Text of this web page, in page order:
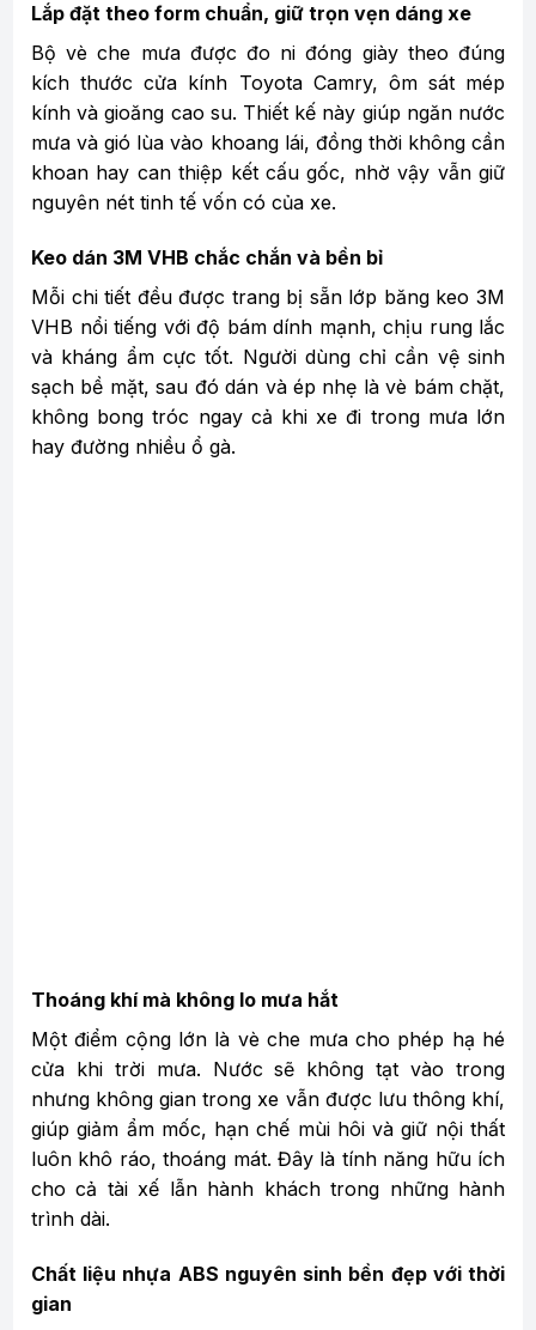
Lắp đặt theo form chuẩn, giữ trọn vẹn dáng xe
Bộ vè che mưa được đo ni đóng giày theo đúng
kích thước cửa kính Toyota Camry, ôm sát mép
kính và gioăng cao su. Thiết kế này giúp ngăn nước
mưa và gió lùa vào khoang lái, đồng thời không cần
khoan hay can thiệp kết cấu gốc, nhờ vậy vẫn giữ
nguyên nét tinh tế vốn có của xe.
Keo dán 3M VHB chắc chắn và bền bỉ
Mỗi chi tiết đều được trang bị sẵn lớp băng keo 3M
VHB nổi tiếng với độ bám dính mạnh, chịu rung lắc
và kháng ẩm cực tốt. Người dùng chỉ cần vệ sinh
sạch bề mặt, sau đó dán và ép nhẹ là vè bám chặt,
không bong tróc ngay cả khi xe đi trong mưa lớn
hay đường nhiều ổ gà.
Thoáng khí mà không lo mưa hắt
Một điểm cộng lớn là vè che mưa cho phép hạ hé
cửa khi trời mưa. Nước sẽ không tạt vào trong
nhưng không gian trong xe vẫn được lưu thông khí,
giúp giảm ẩm mốc, hạn chế mùi hôi và giữ nội thất
luôn khô ráo, thoáng mát. Đây là tính năng hữu ích
cho cả tài xế lẫn hành khách trong những hành
trình dài.
Chất liệu nhựa ABS nguyên sinh bền đẹp với thời
gian